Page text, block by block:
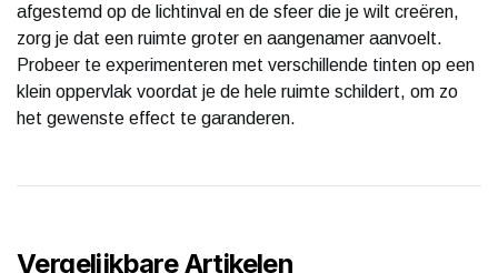
afgestemd op de lichtinval en de sfeer die je wilt creëren,
zorg je dat een ruimte groter en aangenamer aanvoelt.
Probeer te experimenteren met verschillende tinten op een
klein oppervlak voordat je de hele ruimte schildert, om zo
het gewenste effect te garanderen.
Vergelijkbare Artikelen